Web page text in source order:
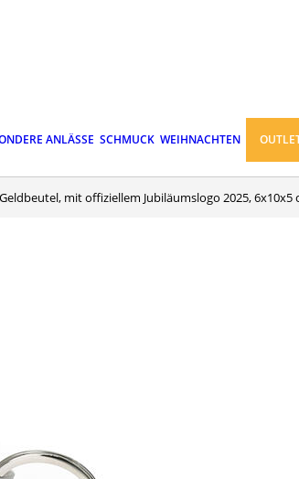
ANLÄSSE SCHMUCK WEIHNACHTEN
Geldbeutel, mit offiziellem Jubiläumslogo 2025, 6x10x5